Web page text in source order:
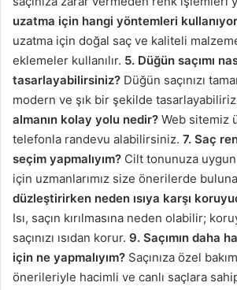
uzatma için hangi yöntemleri
uzatma için doğal saç ve kaliteli
eklemeler kullanılır. 5. Düğün saçımı
tasarlayabilirsiniz? Düğün saçınızı
modern ve şık bir şekilde
almanın kolay yolu nedir? Web sitemiz
telefonla randevu alabilirsiniz. 7. Saç
seçim yapmalıyım? Cilt tonunuza
için uzmanlarımız size önerilerde
düzleştirirken neden ısıya karşı
Isı, saçın kırılmasına neden olabilir;
saçınızı ısıdan korur. 9. Saçımın daha
için ne yapmalıyım? Saçınıza özel
önerileriyle hacimli ve canlı saçlara